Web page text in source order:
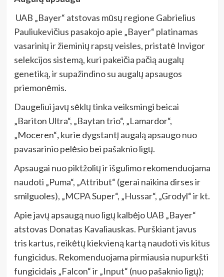
UAB „Bayer“ atstovas mūsų regione Gabrielius
Pauliukevičius pasakojo apie „Bayer“ platinamas
vasarinių ir žieminių rapsų veisles, pristatė Invigor
selekcijos sistemą, kuri pakeičia pačią augalų
genetiką, ir supažindino su augalų apsaugos
priemonėmis.
Daugeliui javų sėklų tinka veiksmingi beicai
„Bariton Ultra“, „Baytan trio“, „Lamardor“,
„Moceren“,kurie dygstantį augalą apsaugo nuo
pavasarinio pelėsio bei pašaknio ligų.
Apsaugai nuo piktžolių ir išgulimo rekomenduojama
naudoti „Puma“, „Attribut“ (gerai naikina dirses ir
smilguoles), „MCPA Super“, „Hussar“, „Grodyl“ ir kt.
Apie javų apsaugą nuo ligų kalbėjo UAB „Bayer“
atstovas Donatas Kavaliauskas. Purškiant javus
tris kartus, reikėtų kiekvieną kartą naudoti vis kitus
fungicidus. Rekomenduojama pirmiausia nupurkšti
fungicidais „Falcon“ ir „Input“ (nuo pašaknio ligų);